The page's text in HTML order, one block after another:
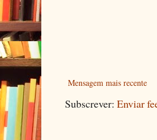
Mensagem mais recente
Subscrever: Enviar